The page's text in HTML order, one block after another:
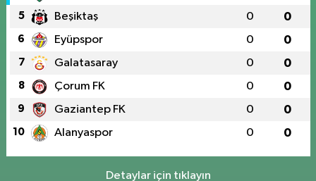
5 Beşiktaş 0 0
6 Eyüpspor 0 0
7 Galatasaray 0 0
8 Çorum FK 0 0
9 Gaziantep FK 0 0
10 Alanyaspor 0 0
Detaylar için tıklayın